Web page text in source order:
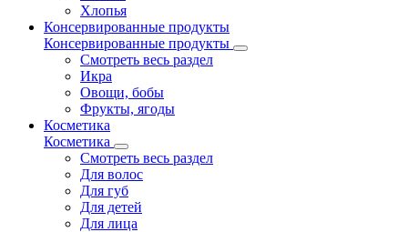
Хлопья
Консервированные продукты
Консервированные продукты
Смотреть весь раздел
Икра
Овощи, бобы
Фрукты, ягоды
Косметика
Косметика
Смотреть весь раздел
Для волос
Для губ
Для детей
Для лица